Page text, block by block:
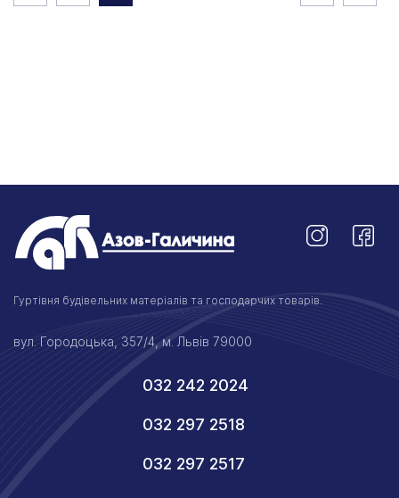
Гуртівня будівельних матеріалів та господарчих товарів.
вул. Городоцька, 357/4, м. Львів 79000
032 242 2024
032 297 2518
032 297 2517